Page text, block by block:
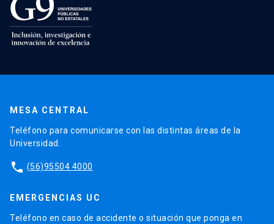
MESA CENTRAL
Teléfono para comunicarse con las distintas áreas de la
Universidad.
phone (56)95504 4000
EMERGENCIAS UC
Teléfono en caso de accidente o situación que ponga en